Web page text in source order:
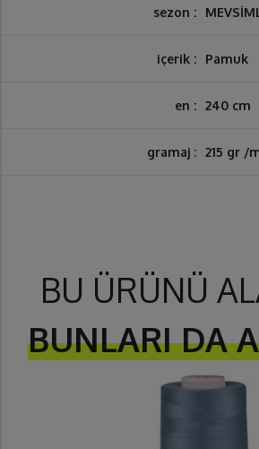
sezon :
içerik : Pamuk
en : 240 cm
gramaj : 215 gr /
BU ÜRÜNÜ
BUNLARI DA